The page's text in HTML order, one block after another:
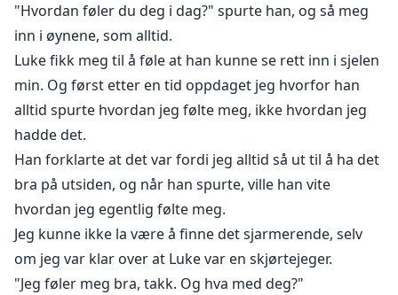
"Hvordan føler du deg i dag?" spurte han, og så meg
inn i øynene, som alltid.
Luke fikk meg til å føle at han kunne se rett inn i sjelen
min. Og først etter en tid oppdaget jeg hvorfor han
alltid spurte hvordan jeg følte meg, ikke hvordan jeg
hadde det.
Han forklarte at det var fordi jeg alltid så ut til å ha det
bra på utsiden, og når han spurte, ville han vite
hvordan jeg egentlig følte meg.
Jeg kunne ikke la være å finne det sjarmerende, selv
om jeg var klar over at Luke var en skjørtejeger.
"Jeg føler meg bra, takk. Og hva med deg?"